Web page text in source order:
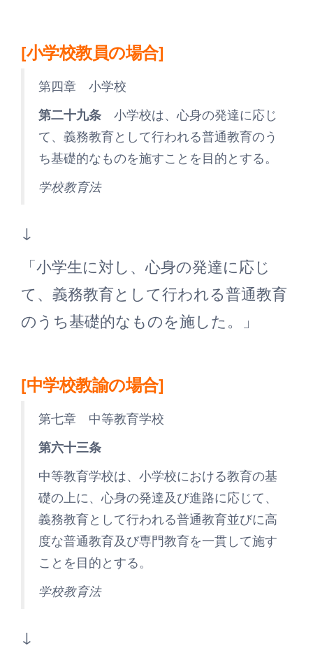
[小学校教員の場合]
第四章 小学校
第二十九条 小学校は、心身の発達に応じ
て、義務教育として行われる普通教育のう
ち基礎的なものを施すことを目的とする。
学校教育法
↓
「小学生に対し、心身の発達に応じ
て、義務教育として行われる普通教育
のうち基礎的なものを施した。」
[中学校教諭の場合]
第七章 中等教育学校
第六十三条
中等教育学校は、小学校における教育の基
礎の上に、心身の発達及び進路に応じて、
義務教育として行われる普通教育並びに高
度な普通教育及び専門教育を一貫して施す
ことを目的とする。
学校教育法
↓